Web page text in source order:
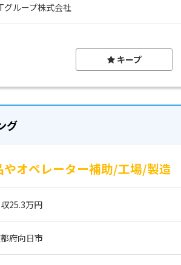
グループ株式会社
キープ
グ
オペレーター補助/工場/製造
25.3万円
府向日市